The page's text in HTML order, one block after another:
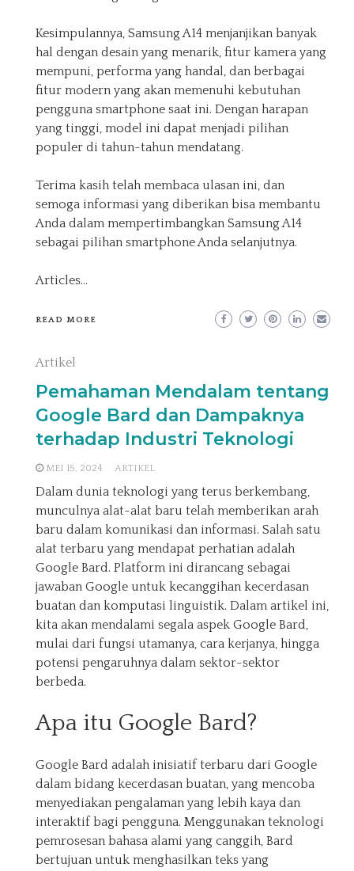
Kesimpulannya, Samsung A14 menjanjikan banyak
hal dengan desain yang menarik, fitur kamera yang
mempuni, performa yang handal, dan berbagai
fitur modern yang akan memenuhi kebutuhan
pengguna smartphone saat ini. Dengan harapan
yang tinggi, model ini dapat menjadi pilihan
populer di tahun-tahun mendatang.
Terima kasih telah membaca ulasan ini, dan
semoga informasi yang diberikan bisa membantu
Anda dalam mempertimbangkan Samsung A14
sebagai pilihan smartphone Anda selanjutnya.
Articles…
READ MORE
Artikel
Pemahaman Mendalam tentang
Google Bard dan Dampaknya
terhadap Industri Teknologi
MEI 15, 2024 ARTIKEL
Dalam dunia teknologi yang terus berkembang,
munculnya alat-alat baru telah memberikan arah
baru dalam komunikasi dan informasi. Salah satu
alat terbaru yang mendapat perhatian adalah
Google Bard. Platform ini dirancang sebagai
jawaban Google untuk kecanggihan kecerdasan
buatan dan komputasi linguistik. Dalam artikel ini,
kita akan mendalami segala aspek Google Bard,
mulai dari fungsi utamanya, cara kerjanya, hingga
potensi pengaruhnya dalam sektor-sektor
berbeda.
Apa itu Google Bard?
Google Bard adalah inisiatif terbaru dari Google
dalam bidang kecerdasan buatan, yang mencoba
menyediakan pengalaman yang lebih kaya dan
interaktif bagi pengguna. Menggunakan teknologi
pemrosesan bahasa alami yang canggih, Bard
bertujuan untuk menghasilkan teks yang